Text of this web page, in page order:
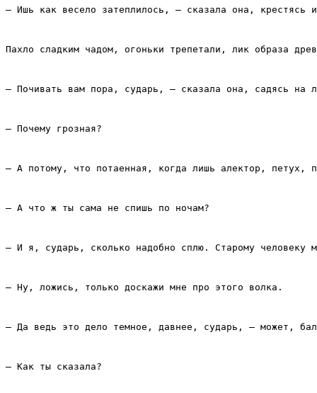
– Ишь как весело затеплилось, – сказала она,
Пахло сладким чадом, огоньки трепетали, лик образа
– Почивать вам пора, сударь, – сказала она, садясь на
– Почему грозная?
– А потому, что потаенная, когда лишь алектор, петух,
– А что ж ты сама не спишь по ночам?
– И я, сударь, сколько надобно сплю. Старому человеку
– Ну, ложись, только доскажи мне про этого волка.
– Да ведь это дело темное, давнее, сударь, – может,
– Как ты сказала?